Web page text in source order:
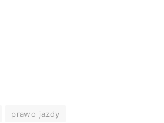
prawo jazdy